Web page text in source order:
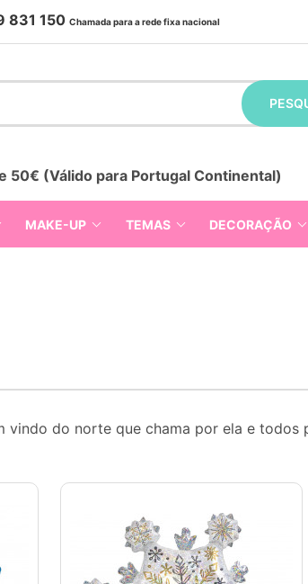
831 150 Chamada para a rede fixa nacional
50€ (Válido para Portugal Continental)
MAKE-UP TEMAS DECORAÇÃO
vindo do norte que chama por ela e